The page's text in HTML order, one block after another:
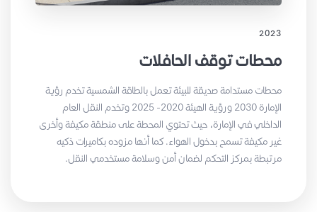
2023
محطات توقف الحافلات
محطات مستدامة صديقة للبيئة تعمل بالطاقة الشمسية تخدم رؤية
الإمارة 2030 ورؤية الهيئة 2020- 2025 وتخدم النقل العام
الداخلي في الإمارة، حيث تحتوي المحطة على منطقة مكيفة وأخرى
غير مكيفة تسمح بدخول الهواء. كما أنها مزوده بكاميرات ذكيه
مرتبطة بمركز التحكم لضمان أمن وسلامة مستخدمي النقل.